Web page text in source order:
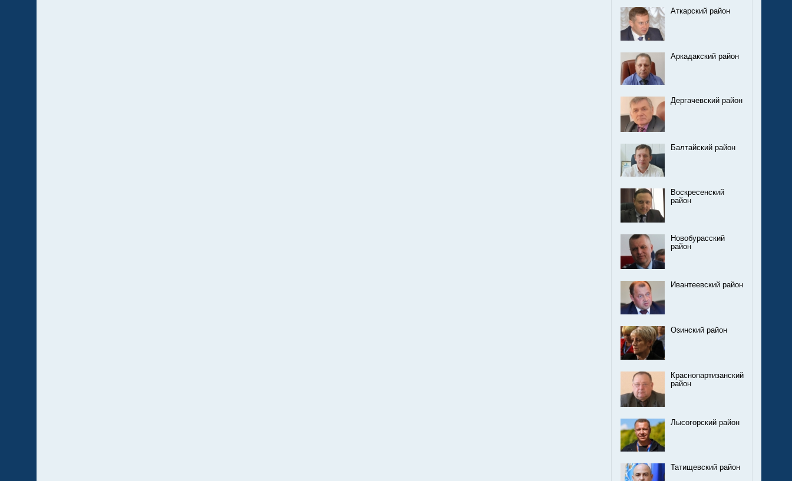
Аткарский район
Аркадакский район
Дергачевский район
Балтайский район
Воскресенский
район
Новобурасский
район
Ивантеевский район
Озинский район
Краснопартизанский
район
Лысогорский район
Татищевский район